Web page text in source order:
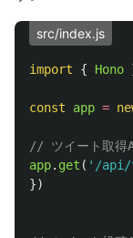
src/index.js
import { Hono
const app =
// ツイート取得
app. get ( ' /api/
})